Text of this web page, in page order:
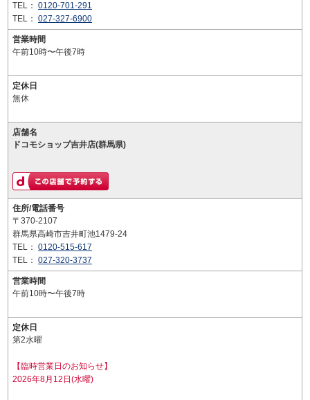
TEL： 0120-701-291
TEL： 027-327-6900
営業時間
午前10時〜午後7時
定休日
無休
店舗名
ドコモショップ吉井店(群馬県)
住所/電話番号
〒370-2107
群馬県高崎市吉井町池1479-24
TEL： 0120-515-617
TEL： 027-320-3737
営業時間
午前10時〜午後7時
定休日
第2水曜
【臨時営業日のお知らせ】
2026年8月12日(水曜)